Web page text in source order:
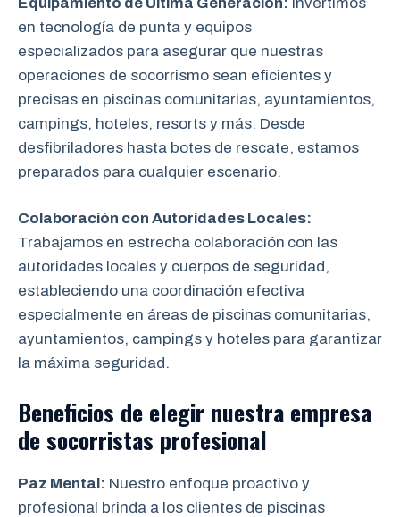
en tecnología de punta y equipos
especializados para asegurar que nuestras
operaciones de socorrismo sean eficientes y
precisas en piscinas comunitarias, ayuntamientos,
campings, hoteles, resorts y más. Desde
desfibriladores hasta botes de rescate, estamos
preparados para cualquier escenario.
Colaboración con Autoridades Locales:
Trabajamos en estrecha colaboración con las
autoridades locales y cuerpos de seguridad,
estableciendo una coordinación efectiva
especialmente en áreas de piscinas comunitarias,
ayuntamientos, campings y hoteles para garantizar
la máxima seguridad.
Beneficios de elegir nuestra empresa
desocorristas profesional
Paz Mental: Nuestro enfoque proactivo y
profesional brinda a los clientes de piscinas